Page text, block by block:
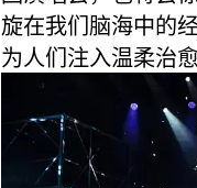
旋在我们脑海中的
为人们注入温柔治